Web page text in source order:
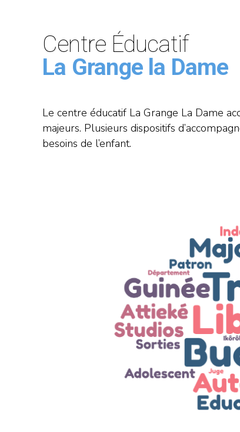
Centre Éducatif
La Grange la Dame
Le centre éducatif La Grange La Dame
majeurs. Plusieurs dispositifs
besoins de l’enfant.